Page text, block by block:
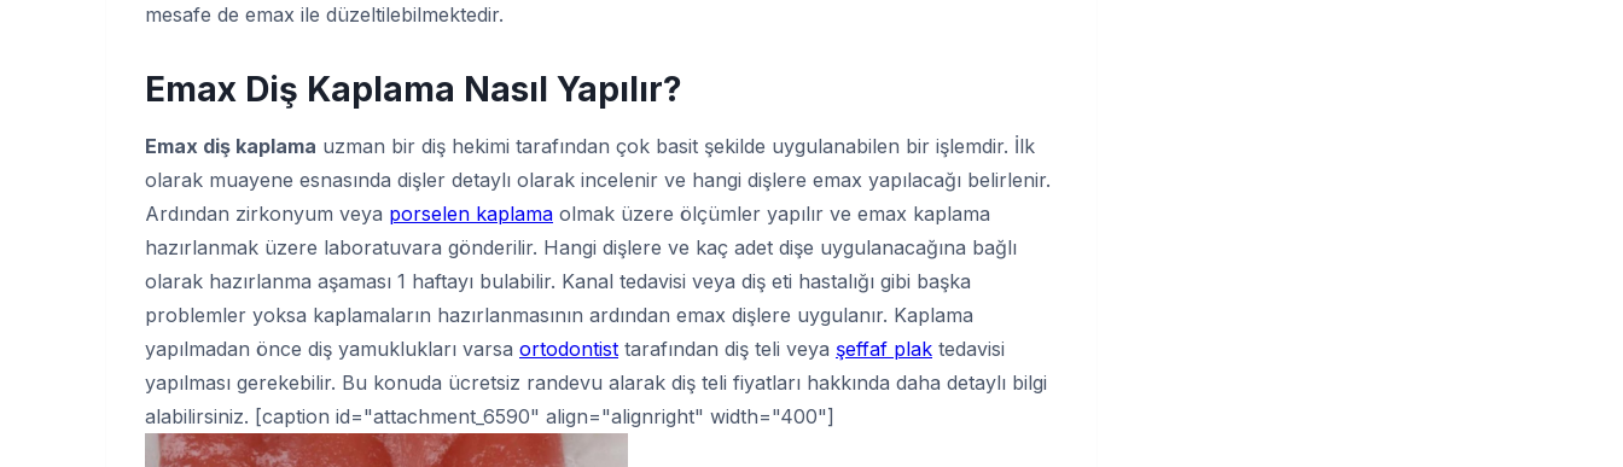
mesafe de emax ile düzeltilebilmektedir.
Emax Diş Kaplama Nasıl Yapılır?
Emax diş kaplama uzman bir diş hekimi tarafından çok basit şekilde uygulanabilen bir işlemdir. İlk
olarak muayene esnasında dişler detaylı olarak incelenir ve hangi dişlere emax yapılacağı belirlenir.
Ardından zirkonyum veya porselen kaplama olmak üzere ölçümler yapılır ve emax kaplama
hazırlanmak üzere laboratuvara gönderilir. Hangi dişlere ve kaç adet dişe uygulanacağına bağlı
olarak hazırlanma aşaması 1 haftayı bulabilir. Kanal tedavisi veya diş eti hastalığı gibi başka
problemler yoksa kaplamaların hazırlanmasının ardından emax dişlere uygulanır. Kaplama
yapılmadan önce diş yamuklukları varsa ortodontist tarafından diş teli veya şeffaf plak tedavisi
yapılması gerekebilir. Bu konuda ücretsiz randevu alarak diş teli fiyatları hakkında daha detaylı bilgi
alabilirsiniz. [caption id="attachment_6590" align="alignright" width="400"]